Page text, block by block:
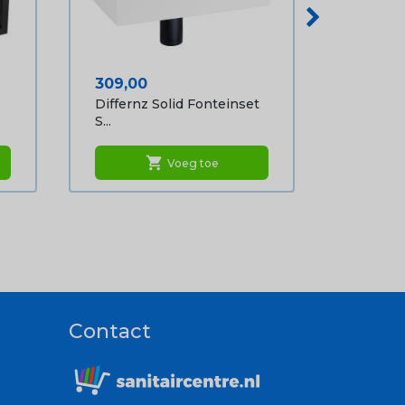
Prijs
309,00
Differnz Solid Fonteinset
S...
shopping_cart Voeg toe
Contact